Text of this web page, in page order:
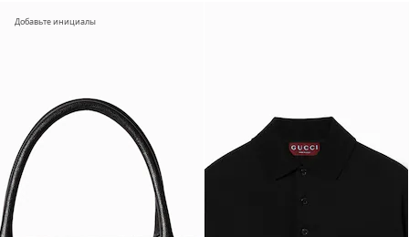
Добавьте инициалы